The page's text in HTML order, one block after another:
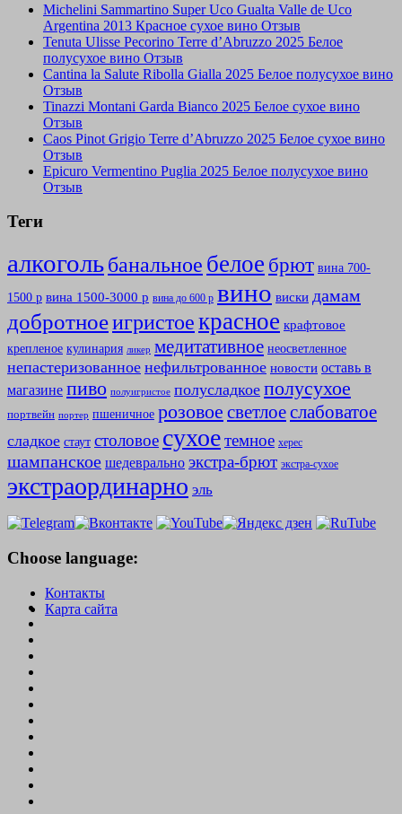
Michelini Sammartino Super Uco Gualta Valle de Uco
Argentina 2013 Красное сухое вино Отзыв
Tenuta Ulisse Pecorino Terre d’Abruzzo 2025 Белое
полусухое вино Отзыв
Cantina la Salute Ribolla Gialla 2025 Белое полусухое вино
Отзыв
Tinazzi Montani Garda Bianco 2025 Белое сухое вино
Отзыв
Caos Pinot Grigio Terre d’Abruzzo 2025 Белое сухое вино
Отзыв
Epicuro Vermentino Puglia 2025 Белое полусухое вино
Отзыв
Теги
алкогольбанальное белое брют вина 700-
1500 р вина 1500-3000 р вина до 600 р вино виски дамам
добротноеигристоекрасное крафтовое
крепленое кулинария ликер медитативное неосветленное
непастеризованное нефильтрованное новости оставь в
магазине пиво полуигристое полусладкое полусухое
портвейн портер пшеничное розовое светлоеслабоватое
сладкое стаут столовое сухоетемное херес
шампанское шедеврально экстра-брют экстра-сухое
экстраординарно эль
Choose language:
Контакты
Карта сайта